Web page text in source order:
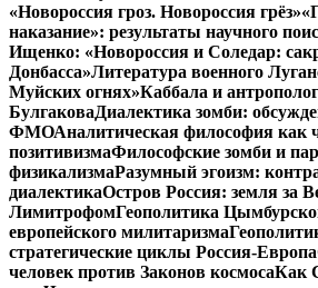
«Новороссия гроз. Новороссия грёз»
наказание»: результаты научного
Ищенко: «Новороссия и Соледар:
Донбасса»Литература военного
Муйских огнях»Каббала и
БулгаковаДиалектика зомби:
ФМОАналитическая философия как
позитивизмаФилософские зомби и
физикализмаРазумный эгоизм:
диалектикаОстров Россия: земля за
ЛимитрофомГеополитика
европейского милитаризма
стратегические циклы Россия-Европа
человек против Законов космосаКак